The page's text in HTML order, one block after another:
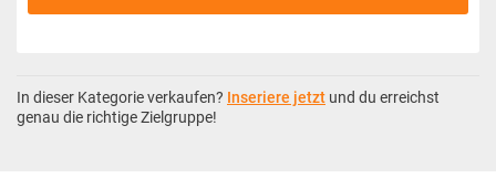
In dieser Kategorie verkaufen? Inseriere jetzt und du erreichst
genau die richtige Zielgruppe!